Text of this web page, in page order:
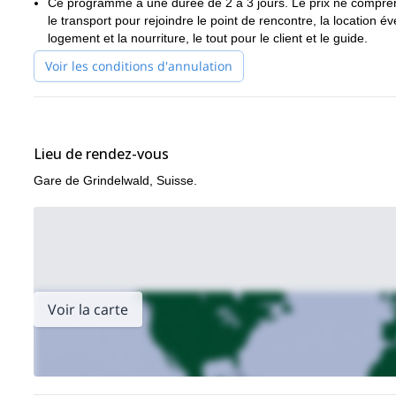
C'est l'une des voies d'alpinisme les plus célèbres de
La ligne d'escalade est logique et très élégante.
Alors, êtes-vous assez courageux pour vous attaquer au
cette aventure passionnante ! Je serai heureux de vous
site.
3 jours d'expédition face nord au sommet du Cervin
le transport pour rejoindre le point de rencontre, la location
logement et la nourriture, le tout pour le client et le guide.
Voir les conditions d'annulation
Lieu de rendez-vous
Gare de Grindelwald, Suisse.
Voir la carte